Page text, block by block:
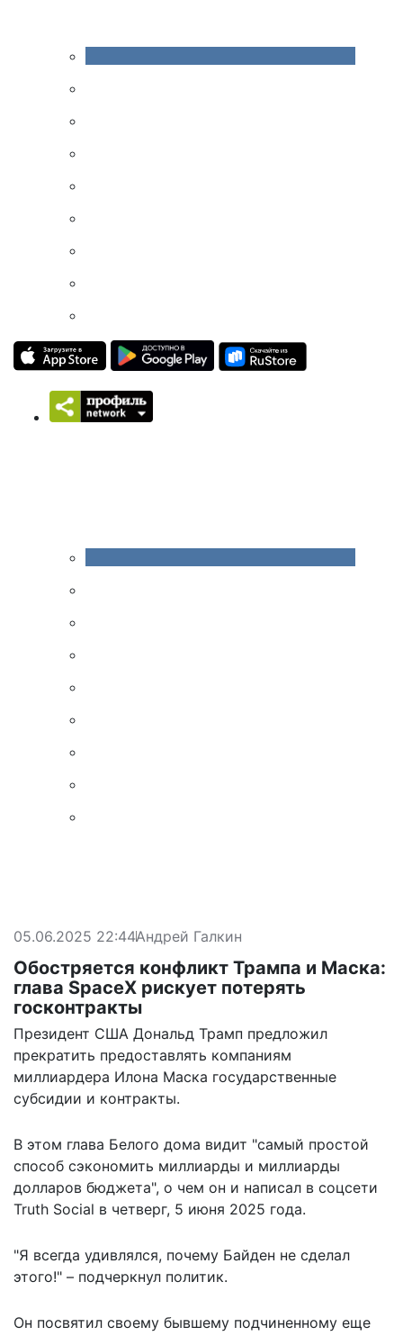
05.06.2025 22:44Андрей Галкин
Обостряется конфликт Трампа и Маска:
глава SpaceX рискует потерять
госконтракты
Президент США Дональд Трамп предложил
прекратить предоставлять компаниям
миллиардера Илона Маска государственные
субсидии и контракты.
В этом глава Белого дома видит "самый простой
способ сэкономить миллиарды и миллиарды
долларов бюджета", о чем он и написал в соцсети
Truth Social в четверг, 5 июня 2025 года.
"Я всегда удивлялся, почему Байден не сделал
этого!" – подчеркнул политик.
Он посвятил своему бывшему подчиненному еще